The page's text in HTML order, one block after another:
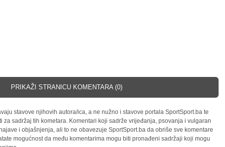
PRIKAŽI STRANICU KOMENTARA (0)
stavove njihovih autora/ica, a ne nužno i stavove portala SportSport.ba te
za sadržaj tih kometara. Komentari koji sadrže vrijeđanja, psovanja i vulgaran
i objašnjenja, ali to ne obavezuje SportSport.ba da obriše sve komentare
mogućnost da među komentarima mogu biti pronađeni sadržaji koji mogu